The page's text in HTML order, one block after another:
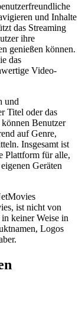
und Inhalte
das Streaming
ihre
genießen können.
das
Video-
und
Titel oder das
Benutzer
auf Genre,
Insgesamt ist
Plattform für alle,
Geräten
ist nicht von
keiner Weise in
Logos